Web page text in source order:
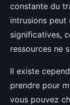
constante du
intrusions peut
significatives,
ressources ne
Il existe
prendre pour
vous pouvez